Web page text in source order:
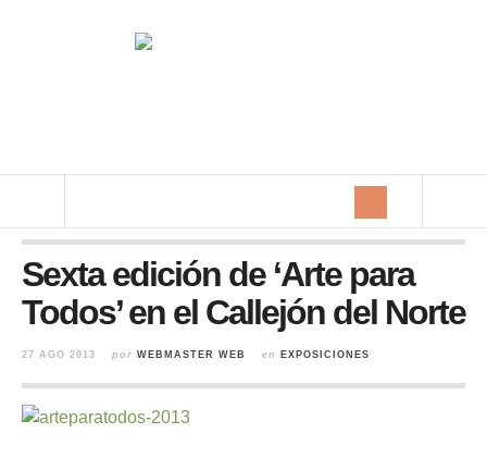
Sexta edición de ‘Arte para
Todos’ en el Callejón del Norte
27 AGO 2013 por WEBMASTER WEB en EXPOSICIONES